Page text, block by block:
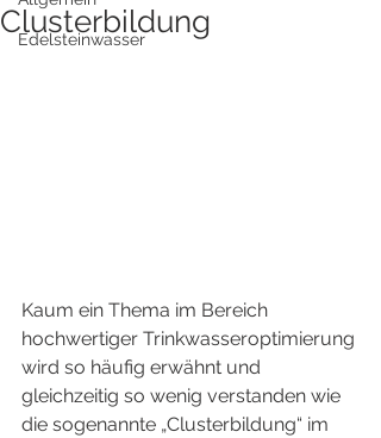
Edelsteinwasser
Clusterbildung
Kaum ein Thema im Bereich
hochwertiger Trinkwasseroptimierung
wird so häufig erwähnt und
gleichzeitig so wenig verstanden wie
die sogenannte „Clusterbildung“ im